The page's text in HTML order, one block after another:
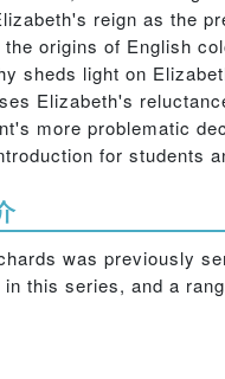
reign as the
the origins of English
sheds light on
Elizabeth's
more problematic
for students
was previously
in this series, and a